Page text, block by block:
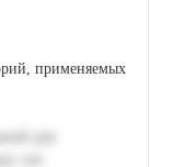
применяемых